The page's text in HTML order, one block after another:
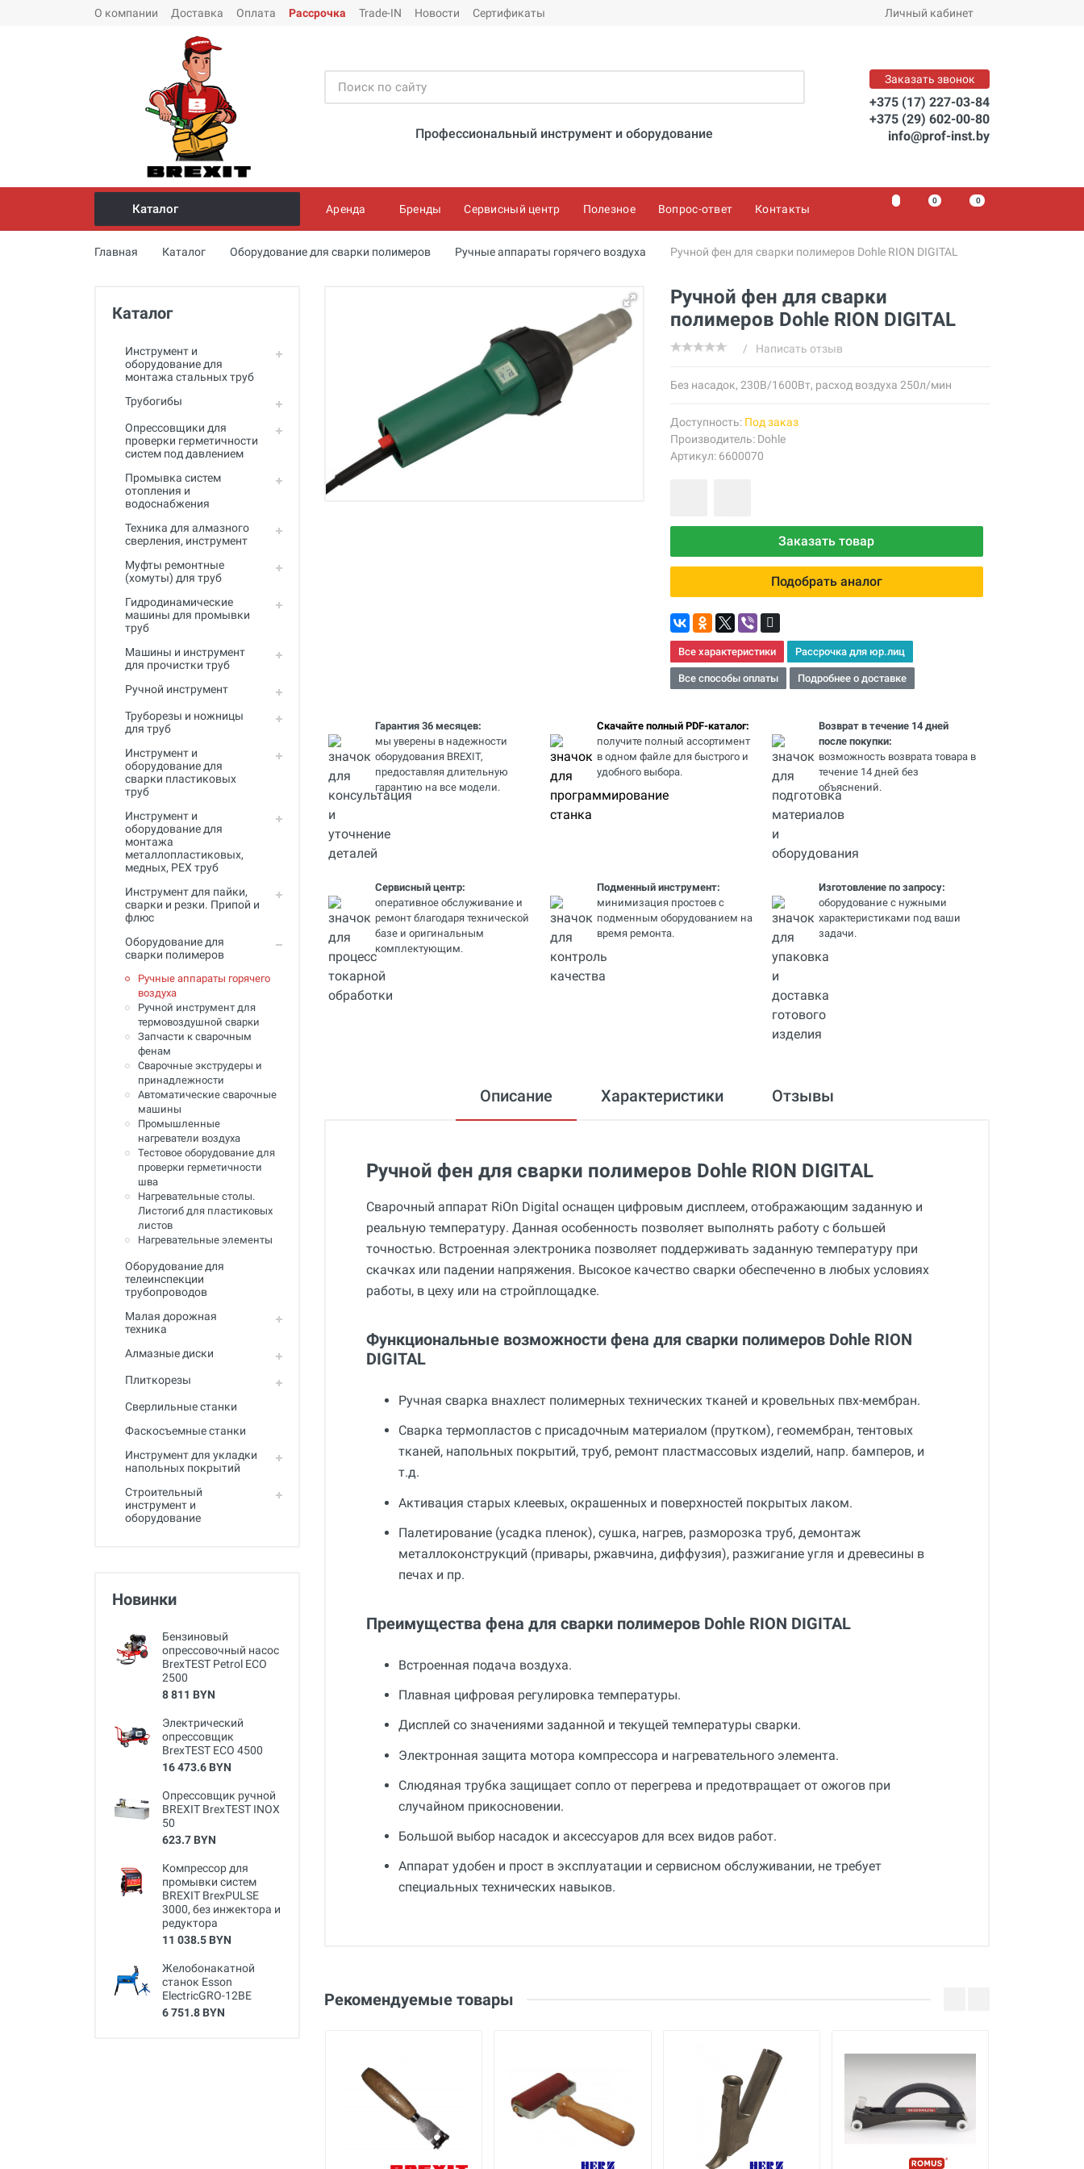
О компании Доставка Оплата Рассрочка Trade-IN Новости Сертификаты Личный кабинет
Профессиональный инструмент и оборудование
Заказать звонок
+375 (17) 227-03-84
+375 (29) 602-00-80
info@prof-inst.by
Инструмент и оборудование для
монтажа стальных труб
Опрессовщики для проверки
Промывка систем отопления и
водоснабжения
сверления, инструмент
Муфты ремонтные (хомуты) для
Гидродинамические машины
для промывки труб
Машины и инструмент для
Ручной инструмент
Труборезы и ножницы для труб
сварки пластиковых труб
монтажа металлопластиковых,
Инструмент для пайки, сварки и
резки. Припой и флюс
Оборудование для сварки
полимеров
Оборудование для
телеинспекции трубопроводов
Малая дорожная техника
Алмазные диски
Плиткорезы
Сверлильные станки
Фаскосъемные станки
Инструмент для укладки
напольных покрытий
Строительный инструмент и
оборудование
Полный каталог
Каталог Аренда Бренды Сервисный центр Полезное Вопрос-ответ Контакты
0 00
Главная Каталог Оборудование для сварки полимеров Ручные аппараты горячего воздуха Ручной фен для сварки полимеров Dohle RION DIGITAL
Каталог
Инструмент и
оборудование для
монтажа стальных труб
Трубогибы
Опрессовщики для
проверки герметичности
систем под давлением
Промывка систем
отопления и
водоснабжения
Техника для алмазного
сверления, инструмент
Муфты ремонтные
(хомуты) для труб
Гидродинамические
машины для промывки
труб
Машины и инструмент
для прочистки труб
Ручной инструмент
Труборезы и ножницы
для труб
Инструмент и
оборудование для
сварки пластиковых
труб
Инструмент и
оборудование для
монтажа
металлопластиковых,
медных, PEX труб
Инструмент для пайки,
сварки и резки. Припой и
флюс
Оборудование для
сварки полимеров
Ручные аппараты горячего
воздуха
Ручной инструмент для
термовоздушной сварки
Запчасти к сварочным
фенам
Сварочные экструдеры и
принадлежности
Автоматические сварочные
машины
Промышленные
нагреватели воздуха
Тестовое оборудование для
проверки герметичности
шва
Нагревательные столы.
Листогиб для пластиковых
листов
Нагревательные элементы
Оборудование для
телеинспекции
трубопроводов
Малая дорожная
техника
Алмазные диски
Плиткорезы
Сверлильные станки
Фаскосъемные станки
Инструмент для укладки
напольных покрытий
Строительный
инструмент и
оборудование
Новинки
Бензиновый
опрессовочный насос
BrexTEST Petrol ECO
2500
8 811 BYN
Электрический
опрессовщик
BrexTEST ECO 4500
16 473.6 BYN
Опрессовщик ручной
BREXIT BrexTEST INOX
50
623.7 BYN
Компрессор для
промывки систем
BREXIT BrexPULSE
3000, без инжектора и
редуктора
11 038.5 BYN
Желобонакатной
станок Esson
ElectricGRO-12BE
6 751.8 BYN
Ручной фен для сварки
полимеров Dohle RION DIGITAL
/ Написать отзыв
Без насадок, 230В/1600Вт, расход воздуха 250л/мин
Доступность: Под заказ
Производитель: Dohle
Артикул: 6600070
Заказать товар
Подобрать аналог
Все характеристики Рассрочка для юр.лиц
Все способы оплаты Подробнее о доставке
Гарантия 36 месяцев:
мы уверены в надежности
оборудования BREXIT,
предоставляя длительную
гарантию на все модели.
Скачайте полный PDF-каталог:
получите полный ассортимент
в одном файле для быстрого и
удобного выбора.
Возврат в течение 14 дней
после покупки:
возможность возврата товара в
течение 14 дней без
объяснений.
Сервисный центр:
оперативное обслуживание и
ремонт благодаря технической
базе и оригинальным
комплектующим.
Подменный инструмент:
минимизация простоев с
подменным оборудованием на
время ремонта.
Изготовление по запросу:
оборудование с нужными
характеристиками под ваши
задачи.
Описание Характеристики Отзывы
Ручной фен для сварки полимеров Dohle RION DIGITAL
Сварочный аппарат RiOn Digital оснащен цифровым дисплеем, отображающим заданную и
реальную температуру. Данная особенность позволяет выполнять работу с большей
точностью. Встроенная электроника позволяет поддерживать заданную температуру при
скачках или падении напряжения. Высокое качество сварки обеспеченно в любых условиях
работы, в цеху или на стройплощадке.
Функциональные возможности фена для сварки полимеров Dohle RION
DIGITAL
Ручная сварка внахлест полимерных технических тканей и кровельных пвх-мембран.
Сварка термопластов с присадочным материалом (прутком), геомембран, тентовых
тканей, напольных покрытий, труб, ремонт пластмассовых изделий, напр. бамперов, и
т.д.
Активация старых клеевых, окрашенных и поверхностей покрытых лаком.
Палетирование (усадка пленок), сушка, нагрев, разморозка труб, демонтаж
металлоконструкций (привары, ржавчина, диффузия), разжигание угля и древесины в
печах и пр.
Преимущества фена для сварки полимеров Dohle RION DIGITAL
Встроенная подача воздуха.
Плавная цифровая регулировка температуры.
Дисплей со значениями заданной и текущей температуры сварки.
Электронная защита мотора компрессора и нагревательного элемента.
Слюдяная трубка защищает сопло от перегрева и предотвращает от ожогов при
случайном прикосновении.
Большой выбор насадок и аксессуаров для всех видов работ.
Аппарат удобен и прост в эксплуатации и сервисном обслуживании, не требует
специальных технических навыков.
Страна производства
Основные
Вес брутто
кг
Габариты с упаковкой
(ДхШхВ)
Рекомендуемые товары
Заказать